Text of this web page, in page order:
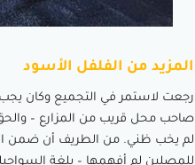
المزيد من الفلفل الأسود
صاحب محل قريب من المزارع – والحق
لم يخب ظني. من الطريف أن ضمن
للمصلين لم أفهمها – بلغة